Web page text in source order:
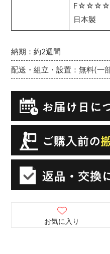
納期：約2週間
配送・組立・設置：無料(一
お気に入り
F☆☆☆☆エ
日本製